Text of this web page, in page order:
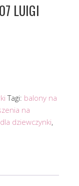
LUIGI
Tagi: balony na
na
dziewczynki,